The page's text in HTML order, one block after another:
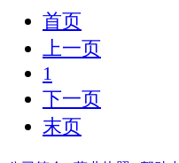
首页
上一页
1
下一页
末页